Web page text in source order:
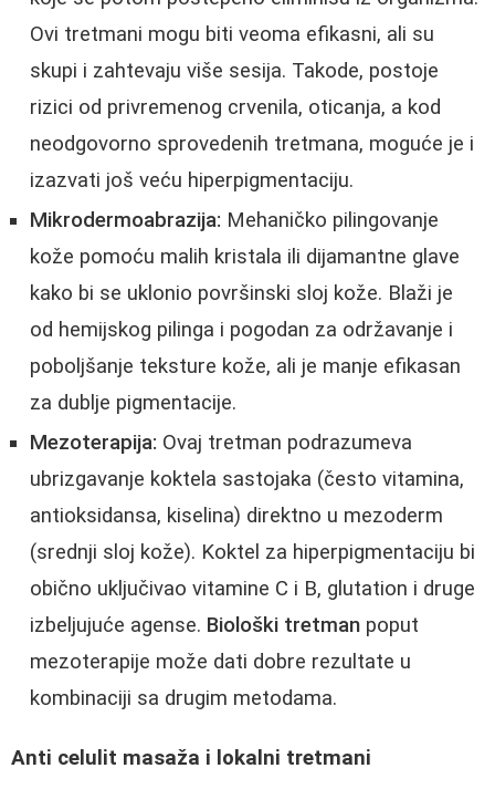
Ovi tretmani mogu biti veoma efikasni, ali su
skupi i zahtevaju više sesija. Takode, postoje
rizici od privremenog crvenila, oticanja, a kod
neodgovorno sprovedenih tretmana, moguće je i
izazvati još veću hiperpigmentaciju.
Mikrodermoabrazija: Mehaničko pilingovanje
kože pomoću malih kristala ili dijamantne glave
kako bi se uklonio površinski sloj kože. Blaži je
od hemijskog pilinga i pogodan za održavanje i
poboljšanje teksture kože, ali je manje efikasan
za dublje pigmentacije.
Mezoterapija: Ovaj tretman podrazumeva
ubrizgavanje koktela sastojaka (često vitamina,
antioksidansa, kiselina) direktno u mezoderm
(srednji sloj kože). Koktel za hiperpigmentaciju bi
obično uključivao vitamine C i B, glutation i druge
izbeljujuće agense. Biološki tretman poput
mezoterapije može dati dobre rezultate u
kombinaciji sa drugim metodama.
Anti celulit masaža i lokalni tretmani